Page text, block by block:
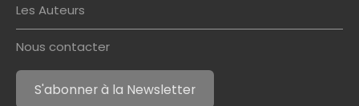
Les Auteurs
Nous contacter
S'abonner à la Newsletter